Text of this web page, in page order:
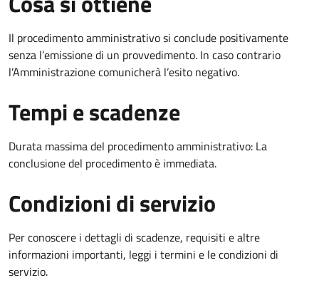
Il procedimento amministrativo si conclude positivamente
senza l’emissione di un provvedimento. In caso contrario
l’Amministrazione comunicherà l’esito negativo.
Tempi e scadenze
Durata massima del procedimento amministrativo: La
conclusione del procedimento è immediata.
Condizioni di servizio
Per conoscere i dettagli di scadenze, requisiti e altre
informazioni importanti, leggi i termini e le condizioni di
servizio.